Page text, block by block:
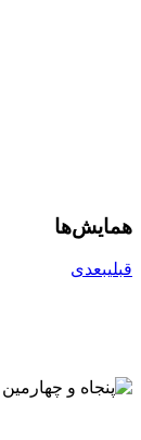
همایش‌ها
قبلیبعدی